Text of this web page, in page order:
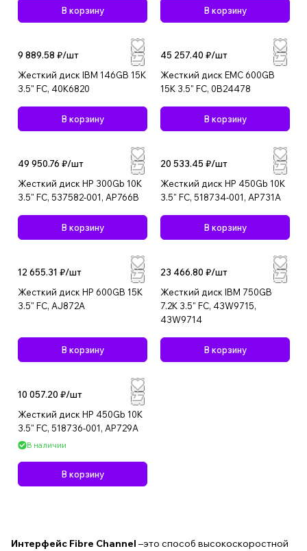
В корзину В корзину
9 889.58 ₽/шт
Жесткий диск IBM 146GB 15K
3.5" FC, 40K6820
В корзину
45 257.40 ₽/шт
Жесткий диск EMC 600GB
15K 3.5" FC, 0B24478
В корзину
49 950.76 ₽/шт
Жесткий диск HP 300Gb 10K
3.5" FC, 537582-001, AP766B
В корзину
20 533.45 ₽/шт
Жесткий диск HP 450Gb 10K
3.5" FC, 518734-001, AP731A
В корзину
12 655.31 ₽/шт
Жесткий диск HP 600GB 15K
3.5" FC, AJ872A
В корзину
23 466.80 ₽/шт
Жесткий диск IBM 750GB
7.2K 3.5" FC, 43W9715,
43W9714
В корзину
10 057.20 ₽/шт
Жесткий диск HP 450Gb 10K
3.5" FC, 518736-001, AP729A
В наличии
В корзину
Интерфейс Fibre Channel –это способ высокоскоростной